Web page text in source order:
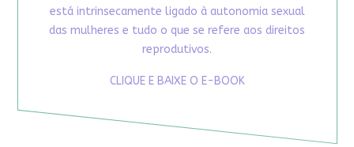
está intrinsecamente ligado à autonomia sexual
das mulheres e tudo o que se refere aos direitos
reprodutivos.
CLIQUE E BAIXE O E-BOOK